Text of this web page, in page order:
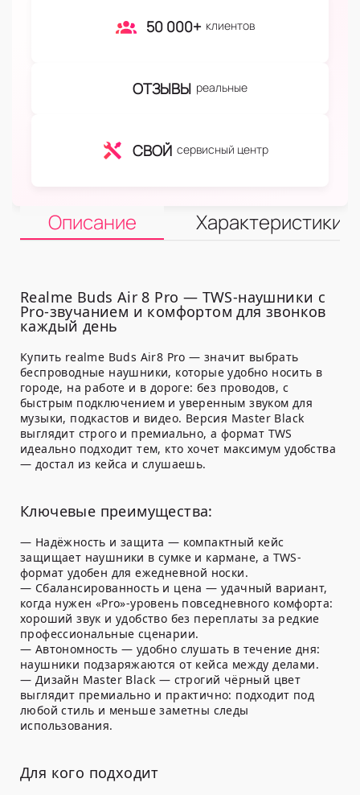
50 000+ клиентов
ОТЗЫВЫ реальные
СВОЙ сервисный центр
Описание Характеристики
Realme Buds Air 8 Pro — TWS-наушники с
Pro-звучанием и комфортом для звонков
каждый день
Купить realme Buds Air8 Pro — значит выбрать
беспроводные наушники, которые удобно носить в
городе, на работе и в дороге: без проводов, с
быстрым подключением и уверенным звуком для
музыки, подкастов и видео. Версия Master Black
выглядит строго и премиально, а формат TWS
идеально подходит тем, кто хочет максимум удобства
— достал из кейса и слушаешь.
Ключевые преимущества:
— Надёжность и защита — компактный кейс
защищает наушники в сумке и кармане, а TWS-
формат удобен для ежедневной носки.
— Сбалансированность и цена — удачный вариант,
когда нужен «Pro»-уровень повседневного комфорта:
хороший звук и удобство без переплаты за редкие
профессиональные сценарии.
— Автономность — удобно слушать в течение дня:
наушники подзаряжаются от кейса между делами.
— Дизайн Master Black — строгий чёрный цвет
выглядит премиально и практично: подходит под
любой стиль и меньше заметны следы
использования.
Для кого подходит